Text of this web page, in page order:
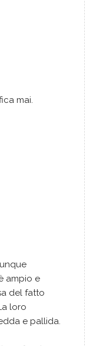
mai.
ampio e
del fatto
loro
e pallida.